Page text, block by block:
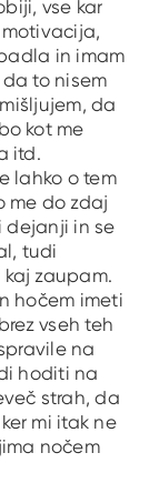
vse kar
in imam
to nisem
da
kot me
itd.
lahko o tem
me do zdaj
dejanji in se
tudi
kaj zaupam.
hočem imeti
vseh teh
na
hoditi na
strah, da
mi itak ne
nočem